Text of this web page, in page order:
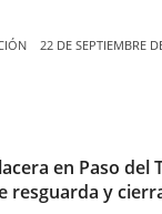
22 DE SEPTIEMBRE
en Paso
resguarda y